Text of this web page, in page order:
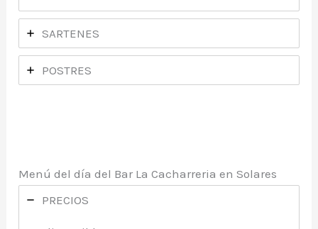
SARTENES
POSTRES
Menú del día del Bar La Cacharreria en Solares
PRECIOS